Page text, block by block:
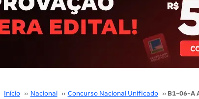
Início ›› Nacional ›› Concurso Nacional Unificado ››